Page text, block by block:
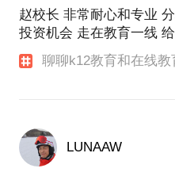
赵校长 非常耐心和专业
投资机会 走在教育一线
聊聊k12教育和在线教
LUNAAW